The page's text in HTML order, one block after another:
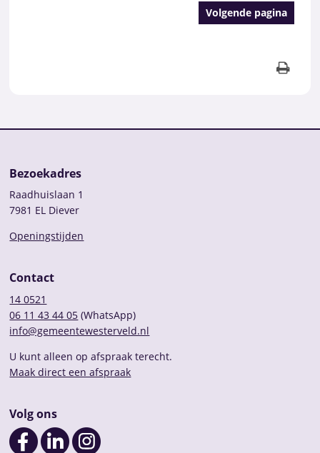
Bezoekadres
Raadhuislaan 1
7981 EL Diever
Openingstijden
Contact
14 0521
06 11 43 44 05 (WhatsApp)
info@gemeentewesterveld.nl
U kunt alleen op afspraak terecht.
Maak direct een afspraak
Volg ons